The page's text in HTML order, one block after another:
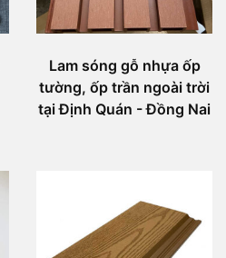
Lam sóng gỗ nhựa ốp
tường, ốp trần ngoài trời
tại Định Quán - Đồng Nai